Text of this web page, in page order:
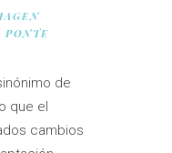
PONTE
de
que el
cambios